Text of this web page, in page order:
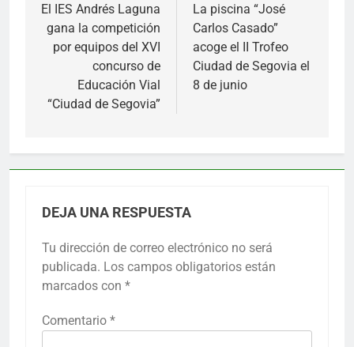
de
entradas
El IES Andrés Laguna
gana la competición
por equipos del XVI
concurso de
Educación Vial
“Ciudad de Segovia”
La piscina “José
Carlos Casado”
acoge el II Trofeo
Ciudad de Segovia el
8 de junio
DEJA UNA RESPUESTA
Tu dirección de correo electrónico no será
publicada. Los campos obligatorios están
marcados con *
Comentario *